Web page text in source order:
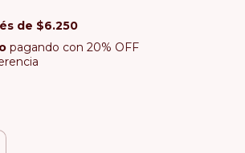
de $6.250
pagando con 20% OFF